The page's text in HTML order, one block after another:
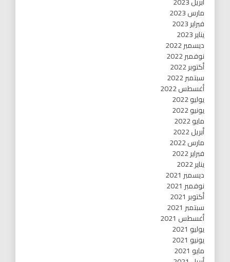
مارس 2023
فبراير 2023
يناير 2023
ديسمبر 2022
نوفمبر 2022
أكتوبر 2022
سبتمبر 2022
أغسطس 2022
يوليو 2022
يونيو 2022
مايو 2022
أبريل 2022
مارس 2022
فبراير 2022
يناير 2022
ديسمبر 2021
نوفمبر 2021
أكتوبر 2021
سبتمبر 2021
أغسطس 2021
يوليو 2021
يونيو 2021
مايو 2021